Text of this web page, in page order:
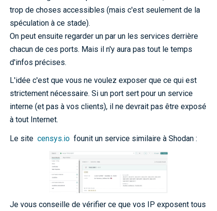
trop de choses accessibles (mais c'est seulement de la
spéculation à ce stade).
On peut ensuite regarder un par un les services derrière
chacun de ces ports. Mais il n'y aura pas tout le temps
d'infos précises.
L'idée c'est que vous ne voulez exposer que ce qui est
strictement nécessaire. Si un port sert pour un service
interne (et pas à vos clients), il ne devrait pas être exposé
à tout Internet.
Le site censys.io founit un service similaire à Shodan :
Je vous conseille de vérifier ce que vos IP exposent tous